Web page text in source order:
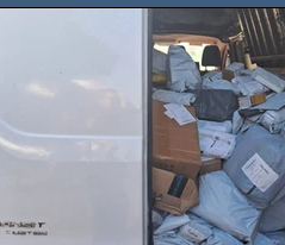
en epicentros bélicos.